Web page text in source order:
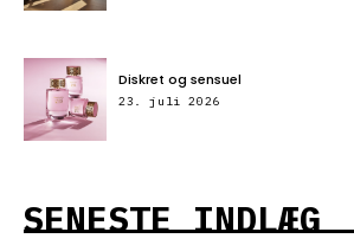
Diskret og sensuel
23. juli 2026
SENESTE INDLÆG